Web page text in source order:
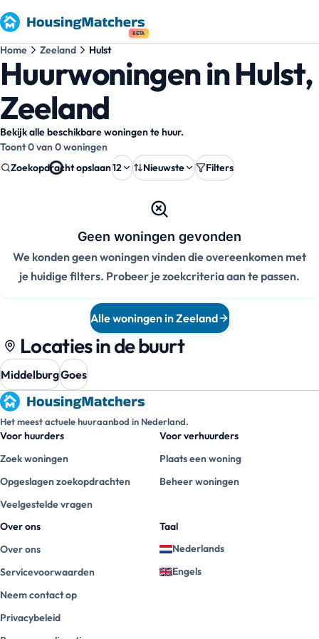
BETA
Home Zeeland Hulst
Huurwoningen in Hulst,
Zeeland
Bekijk alle beschikbare woningen te huur.
Toont 0 van 0 woningen
Zoekopdracht opslaan12 Nieuwste Filters
Geen woningen gevonden
We konden geen woningen vinden die overeenkomen met
je huidige filters. Probeer je zoekcriteria aan te passen.
Alle woningen in Zeeland
Locaties in de buurt
MiddelburgGoes
Het meest actuele huuraanbod in Nederland.
Voor huurders
Zoek woningen
Opgeslagen zoekopdrachten
Veelgestelde vragen
Voor verhuurders
Plaats een woning
Beheer woningen
Over ons
Over ons
Servicevoorwaarden
Neem contact op
Privacybeleid
Taal
Nederlands
Engels